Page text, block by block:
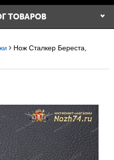
ТОВАРОВ
Нож Сталкер Береста,